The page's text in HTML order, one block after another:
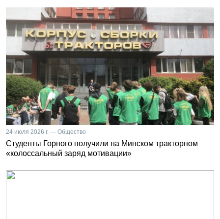
24 июля 2026 г. — Общество
Студенты Горного получили на Минском тракторном
«колоссальный заряд мотивации»